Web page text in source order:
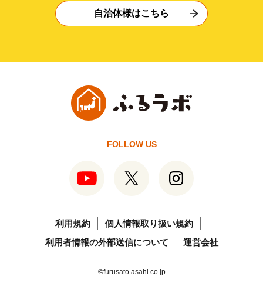
自治体様はこちら
FOLLOW US
利用規約
個人情報取り扱い規約
利用者情報の外部送信について
運営会社
©furusato.asahi.co.jp